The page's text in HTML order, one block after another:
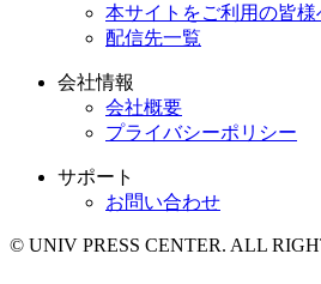
本サイトをご利用の皆様
配信先一覧
会社情報
会社概要
プライバシーポリシー
サポート
お問い合わせ
© UNIV PRESS CENTER. ALL